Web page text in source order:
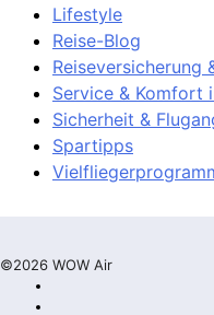
Lifestyle
Reise-Blog
Reiseversicherung
Service & Komfort
Sicherheit &
Spartipps
©2026 WOW Air